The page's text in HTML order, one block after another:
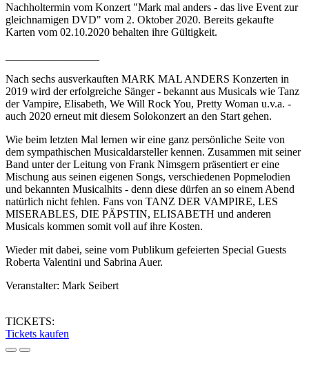
Nachholtermin vom Konzert "Mark mal anders - das live Event zur
gleichnamigen DVD" vom 2. Oktober 2020. Bereits gekaufte
Karten vom 02.10.2020 behalten ihre Gültigkeit.
Nach sechs ausverkauften MARK MAL ANDERS Konzerten in
2019 wird der erfolgreiche Sänger - bekannt aus Musicals wie Tanz
der Vampire, Elisabeth, We Will Rock You, Pretty Woman u.v.a. -
auch 2020 erneut mit diesem Solokonzert an den Start gehen.
Wie beim letzten Mal lernen wir eine ganz persönliche Seite von
dem sympathischen Musicaldarsteller kennen. Zusammen mit seiner
Band unter der Leitung von Frank Nimsgern präsentiert er eine
Mischung aus seinen eigenen Songs, verschiedenen Popmelodien
und bekannten Musicalhits - denn diese dürfen an so einem Abend
natürlich nicht fehlen. Fans von TANZ DER VAMPIRE, LES
MISERABLES, DIE PÄPSTIN, ELISABETH und anderen
Musicals kommen somit voll auf ihre Kosten.
Wieder mit dabei, seine vom Publikum gefeierten Special Guests
Roberta Valentini und Sabrina Auer.
Veranstalter: Mark Seibert
TICKETS:
Tickets kaufen